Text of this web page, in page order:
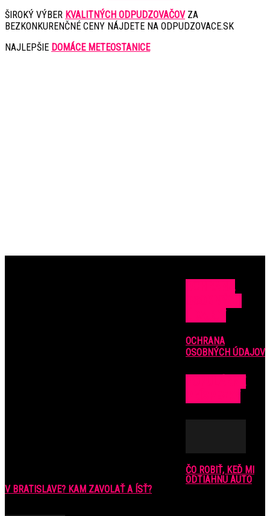
ŠIROKÝ VÝBER KVALITNÝCH ODPUDZOVAČOVZA
BEZKONKURENČNÉ CENY NÁJDETE NA ODPUDZOVACE.SK
NAJLEPŠIE DOMÁCE METEOSTANICE
OCHRANA
OSOBNÝCH ÚDAJOV
ČO ROBIŤ, KEĎ MI
ODTIAHNU AUTO
V BRATISLAVE? KAM ZAVOLAŤ A ÍSŤ?